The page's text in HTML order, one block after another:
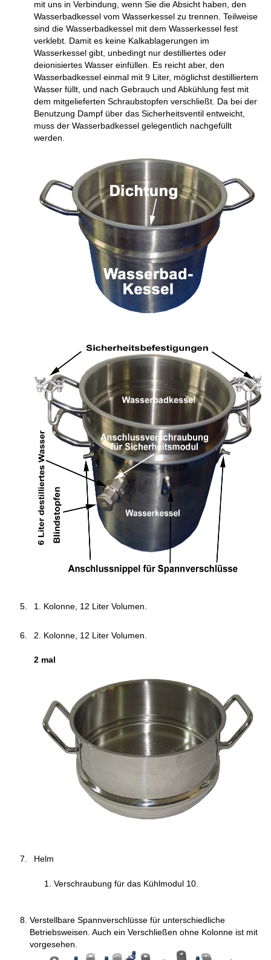
mit uns in Verbindung, wenn Sie die Absicht haben, den
Wasserbadkessel vom Wasserkessel zu trennen. Teilweise
sind die Wasserbadkessel mit dem Wasserkessel fest
verklebt. Damit es keine Kalkablagerungen im
Wasserkessel gibt, unbedingt nur destilliertes oder
deionisiertes Wasser einfüllen. Es reicht aber, den
Wasserbadkessel einmal mit 9 Liter, möglichst destilliertem
Wasser füllt, und nach Gebrauch und Abkühlung fest mit
dem mitgelieferten Schraubstopfen verschließt. Da bei der
Benutzung Dampf über das Sicherheitsventil entweicht,
muss der Wasserbadkessel gelegentlich nachgefüllt
werden.
1. Kolonne, 12 Liter Volumen.
2. Kolonne, 12 Liter Volumen.
2 mal
Helm
Verschraubung für das Kühlmodul 10.
Verstellbare Spannverschlüsse für unterschiedliche
Betriebsweisen. Auch ein Verschließen ohne Kolonne ist mit
vorgesehen.